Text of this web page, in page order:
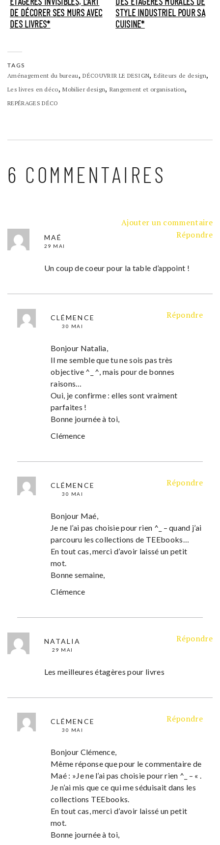
ÉTAGÈRES INVISIBLES, L'ART
DE DÉCORER SES MURS AVEC
DES LIVRES*
DES ÉTAGÈRES MURALES DE
STYLE INDUSTRIEL POUR SA
CUISINE*
TAGS
Aménagement du bureau,DÉCOUVRIR LE DESIGN,Editeurs de design,
Les livres en déco,Mobilier design, Rangement et organisation,
REPÉRAGES DÉCO
6 COMMENTAIRES
Ajouter un commentaire
MAÉ
29 MAI
Répondre
Un coup de coeur pour la table d’appoint !
CLÉMENCE
30 MAI
Répondre
Bonjour Natalia,
Il me semble que tu ne sois pas très
objective ^_ ^, mais pour de bonnes
raisons…
Oui, je confirme : elles sont vraiment
parfaites !
Bonne journée à toi,
Clémence
CLÉMENCE
30 MAI
Répondre
Bonjour Maé,
Je ne l’ai pas choisie pour rien ^_ – quand j’ai
parcouru les collections de TEEbooks…
En tout cas, merci d’avoir laissé un petit
mot.
Bonne semaine,
Clémence
NATALIA
29 MAI
Répondre
Les meilleures étagères pour livres
CLÉMENCE
30 MAI
Répondre
Bonjour Clémence,
Même réponse que pour le commentaire de
Maé : »Je ne l’ai pas choisie pour rien ^_ – « .
Je n’ai mis que ce qui me séduisait dans les
collections TEEbooks.
En tout cas, merci d’avoir laissé un petit
mot.
Bonne journée à toi,